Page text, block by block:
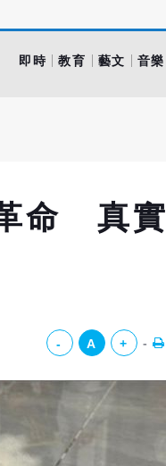
即時 教育 藝文 音樂
命 真實
- A +